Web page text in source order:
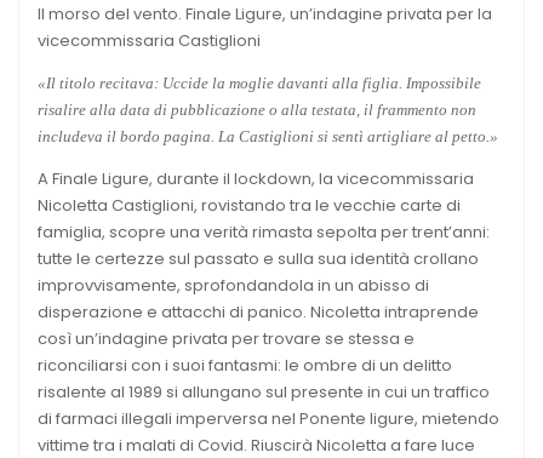
Il morso del vento. Finale Ligure, un’indagine privata per la
vicecommissaria Castiglioni
«Il titolo recitava: Uccide la moglie davanti alla figlia. Impossibile
risalire alla data di pubblicazione o alla testata, il frammento non
includeva il bordo pagina. La Castiglioni si sentì artigliare al petto.»
A Finale Ligure, durante il lockdown, la vicecommissaria
Nicoletta Castiglioni, rovistando tra le vecchie carte di
famiglia, scopre una verità rimasta sepolta per trent’anni:
tutte le certezze sul passato e sulla sua identità crollano
improvvisamente, sprofondandola in un abisso di
disperazione e attacchi di panico. Nicoletta intraprende
così un’indagine privata per trovare se stessa e
riconciliarsi con i suoi fantasmi: le ombre di un delitto
risalente al 1989 si allungano sul presente in cui un traffico
di farmaci illegali imperversa nel Ponente ligure, mietendo
vittime tra i malati di Covid. Riuscirà Nicoletta a fare luce